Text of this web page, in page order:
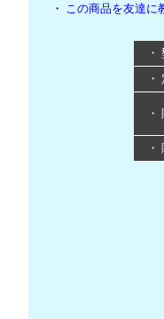
・ この商品を友達に
・
・
・